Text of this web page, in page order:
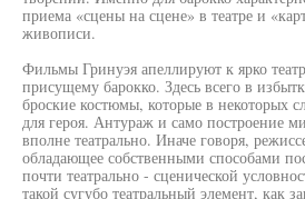
приема «сцены на сцене» в театре и
живописи.
Фильмы Гринуэя апеллируют к ярко
присущему барокко. Здесь всего в
броские костюмы, которые в некоторых
для героя. Антураж и само построение
вполне театрально. Иначе говоря,
обладающее собственными способами
почти театрально - сценической
такой сугубо театральный элемент, как